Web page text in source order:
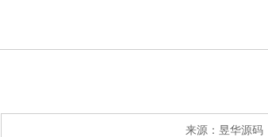
来源：昱华源码